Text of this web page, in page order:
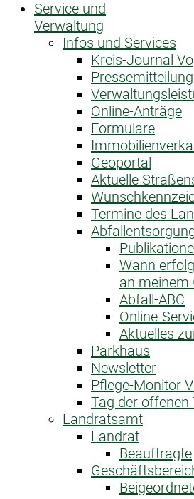
Service und
Verwaltung
Infos und Services
Kreis-Journal
Online-Anträge
Formulare
Geoportal
Aktuelle
Termine des
Wann
an meinem
Abfall-ABC
Online-
Aktuelles
Parkhaus
Newsletter
Pflege-Monitor
Tag der offenen
Landratsamt
Landrat
Beauftragte